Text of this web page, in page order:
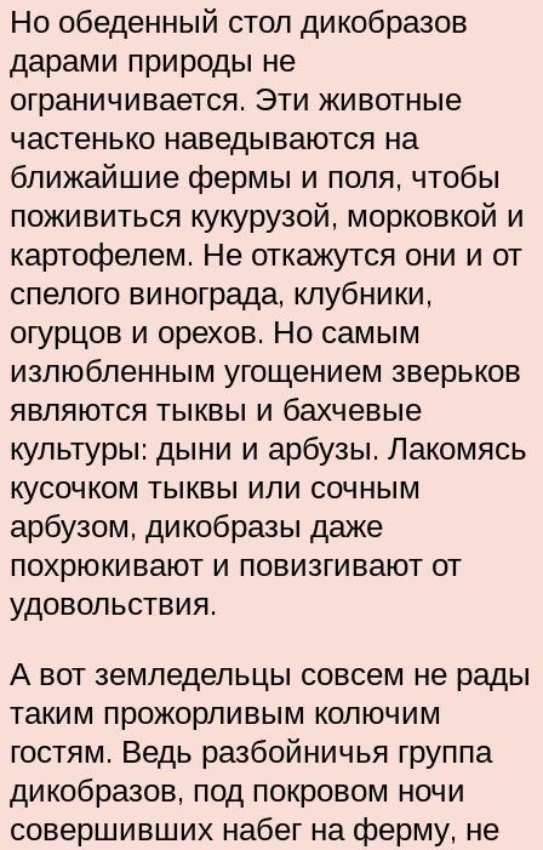
Но обеденный стол дикобразов
дарами природы не
ограничивается. Эти животные
частенько наведываются на
ближайшие фермы и поля, чтобы
поживиться кукурузой, морковкой и
картофелем. Не откажутся они и от
спелого винограда, клубники,
огурцов и орехов. Но самым
излюбленным угощением зверьков
являются тыквы и бахчевые
культуры: дыни и арбузы. Лакомясь
кусочком тыквы или сочным
арбузом, дикобразы даже
похрюкивают и повизгивают от
удовольствия.
А вот земледельцы совсем не рады
таким прожорливым колючим
гостям. Ведь разбойничья группа
дикобразов, под покровом ночи
совершивших набег на ферму, не